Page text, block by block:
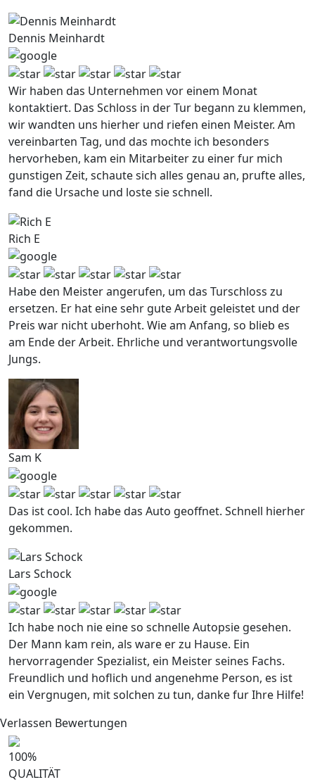
Dennis Meinhardt
Wir haben das Unternehmen vor einem Monat
kontaktiert. Das Schloss in der Tur begann zu klemmen,
wir wandten uns hierher und riefen einen Meister. Am
vereinbarten Tag, und das mochte ich besonders
hervorheben, kam ein Mitarbeiter zu einer fur mich
gunstigen Zeit, schaute sich alles genau an, prufte alles,
fand die Ursache und loste sie schnell.
Rich E
Habe den Meister angerufen, um das Turschloss zu
ersetzen. Er hat eine sehr gute Arbeit geleistet und der
Preis war nicht uberhoht. Wie am Anfang, so blieb es
am Ende der Arbeit. Ehrliche und verantwortungsvolle
Jungs.
Sam K
Das ist cool. Ich habe das Auto geoffnet. Schnell hierher
gekommen.
Lars Schock
Ich habe noch nie eine so schnelle Autopsie gesehen.
Der Mann kam rein, als ware er zu Hause. Ein
hervorragender Spezialist, ein Meister seines Fachs.
Freundlich und hoflich und angenehme Person, es ist
ein Vergnugen, mit solchen zu tun, danke fur Ihre Hilfe!
Verlassen Bewertungen
100%
QUALITÄT